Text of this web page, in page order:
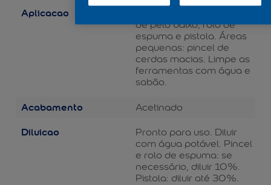
Aplicacao
de pelo baixo, rolo de
espuma e pistola. Áreas
pequenas: pincel de
cerdas macias. Limpe as
ferramentas com água e
sabão.
Acabamento Acetinado
Diluicao
Pronto para uso. Diluir
com água potável. Pincel
e rolo de espuma: se
necessário, diluir 10%.
Pistola: diluir até 30%.